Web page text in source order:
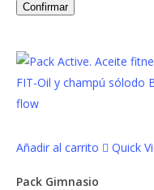
Confirmar
Añadir al carrito Quick
Pack Gimnasio